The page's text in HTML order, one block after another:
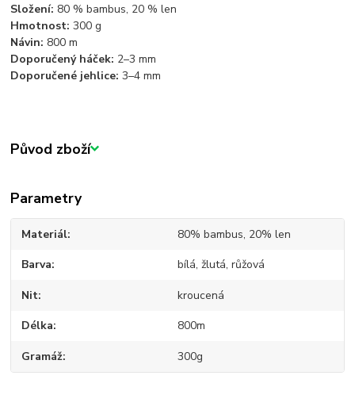
Složení: 80 % bambus, 20 % len
Hmotnost: 300 g
Návin: 800 m
Doporučený háček: 2–3 mm
Doporučené jehlice: 3–4 mm
Původ zboží
Parametry
Materiál 80% bambus, 20% len
Barva bílá, žlutá, růžová
Nit kroucená
Délka 800m
Gramáž 300g